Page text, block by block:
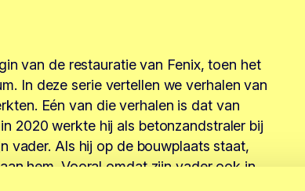
van de restauratie van Fenix, toen het
In deze serie vertellen we verhalen van
Eén van die verhalen is dat van
2020 werkte hij als betonzandstraler bij
vader. Als hij op de bouwplaats staat,
hem. Vooral omdat zijn vader ook in